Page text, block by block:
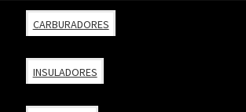
CARBURADORES
INSULADORES